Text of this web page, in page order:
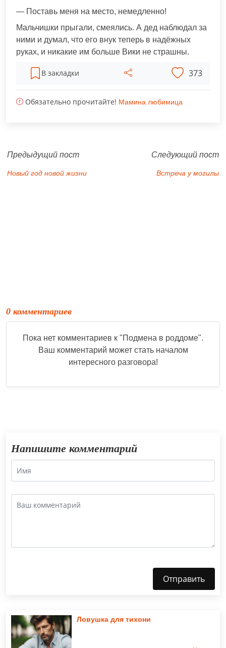
— Поставь меня на место, немедленно!
Мальчишки прыгали, смеялись. А дед наблюдал за
ними и думал, что его внук теперь в надёжных
руках, и никакие им больше Вики не страшны.
В закладки 373
Обязательно прочитайте! Мамина любимица
Предыдущий пост
Новый год новой жизни
Следующий пост
Встреча у могилы
0 комментариев
Пока нет комментариев к "Подмена в роддоме".
Ваш комментарий может стать началом
интересного разговора!
Напишите комментарий
Отправить
Ловушка для тихони